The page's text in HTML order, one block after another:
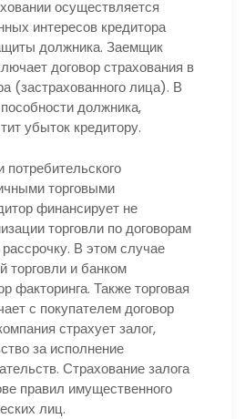
осуществляется
интересов кредитора
должника. Заемщик
договор страхования в
(застрахованного лица). В
должника,
убыток кредитору.
торговыми
финансирует не
торговли по договорам
В этом случае
торговли и банком
факторинга. Также торговая
с покупателем договор
страхует залог,
за исполнение
Страхование залога
правил имущественного
лиц.